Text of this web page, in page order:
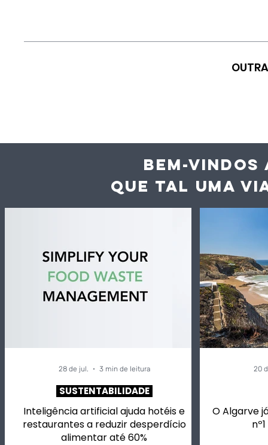
BEM-VINDOS
QUE TAL UMA
Inteligência artificial ajuda hotéis e
restaurantes a reduzir desperdício
alimentar até 60%
SUSTENTABILIDADE
28 de jul. 3 min de leitura
O Algarve
20